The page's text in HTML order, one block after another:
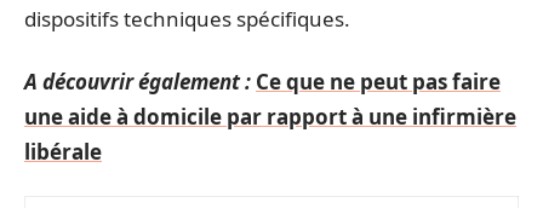
dispositifs techniques spécifiques.
A découvrir également : Ce que ne peut pas faire
une aide à domicile par rapport à une infirmière
libérale